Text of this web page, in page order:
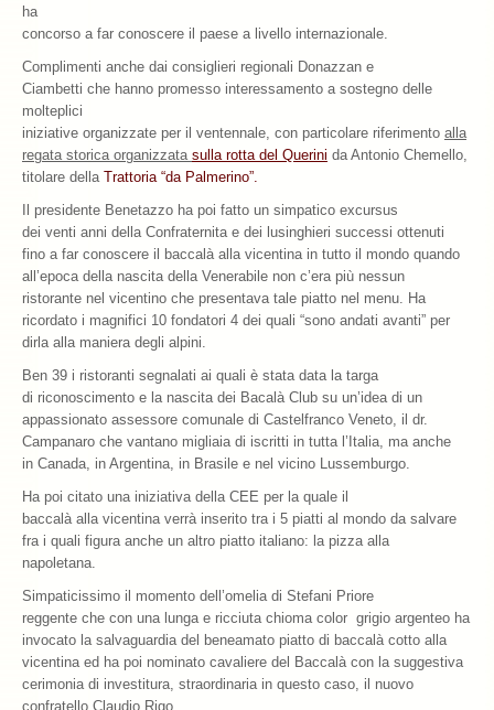
La Ricetta
I Ristoranti
Contatti
ha
concorso a far conoscere il paese a livello internazionale.
Complimenti anche dai consiglieri regionali Donazzan e
Ciambetti che hanno promesso interessamento a sostegno delle
molteplici
iniziative organizzate per il ventennale, con particolare riferimento alla
regata storica organizzata sulla rotta del Querini da Antonio Chemello,
titolare della Trattoria “da Palmerino”.
Il presidente Benetazzo ha poi fatto un simpatico excursus
dei venti anni della Confraternita e dei lusinghieri successi ottenuti
fino a far conoscere il baccalà alla vicentina in tutto il mondo quando
all’epoca della nascita della Venerabile non c’era più nessun
ristorante nel vicentino che presentava tale piatto nel menu. Ha
ricordato i magnifici 10 fondatori 4 dei quali “sono andati avanti” per
dirla alla maniera degli alpini.
Ben 39 i ristoranti segnalati ai quali è stata data la targa
di riconoscimento e la nascita dei Bacalà Club su un’idea di un
appassionato assessore comunale di Castelfranco Veneto, il dr.
Campanaro che vantano migliaia di iscritti in tutta l’Italia, ma anche
in Canada, in Argentina, in Brasile e nel vicino Lussemburgo.
Ha poi citato una iniziativa della CEE per la quale il
baccalà alla vicentina verrà inserito tra i 5 piatti al mondo da salvare
fra i quali figura anche un altro piatto italiano: la pizza alla
napoletana.
Simpaticissimo il momento dell’omelia di Stefani Priore
reggente che con una lunga e ricciuta chioma color grigio argenteo ha
invocato la salvaguardia del beneamato piatto di baccalà cotto alla
vicentina ed ha poi nominato cavaliere del Baccalà con la suggestiva
cerimonia di investitura, straordinaria in questo caso, il nuovo
confratello Claudio Rigo.